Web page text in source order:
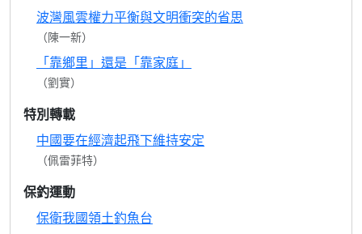
波灣風雲權力平衡與文明衝突的省思
（陳一新）
「靠鄉里」還是「靠家庭」
（劉實）
特別轉載
中國要在經濟起飛下維持安定
（佩雷菲特）
保釣運動
保衛我國領土釣魚台